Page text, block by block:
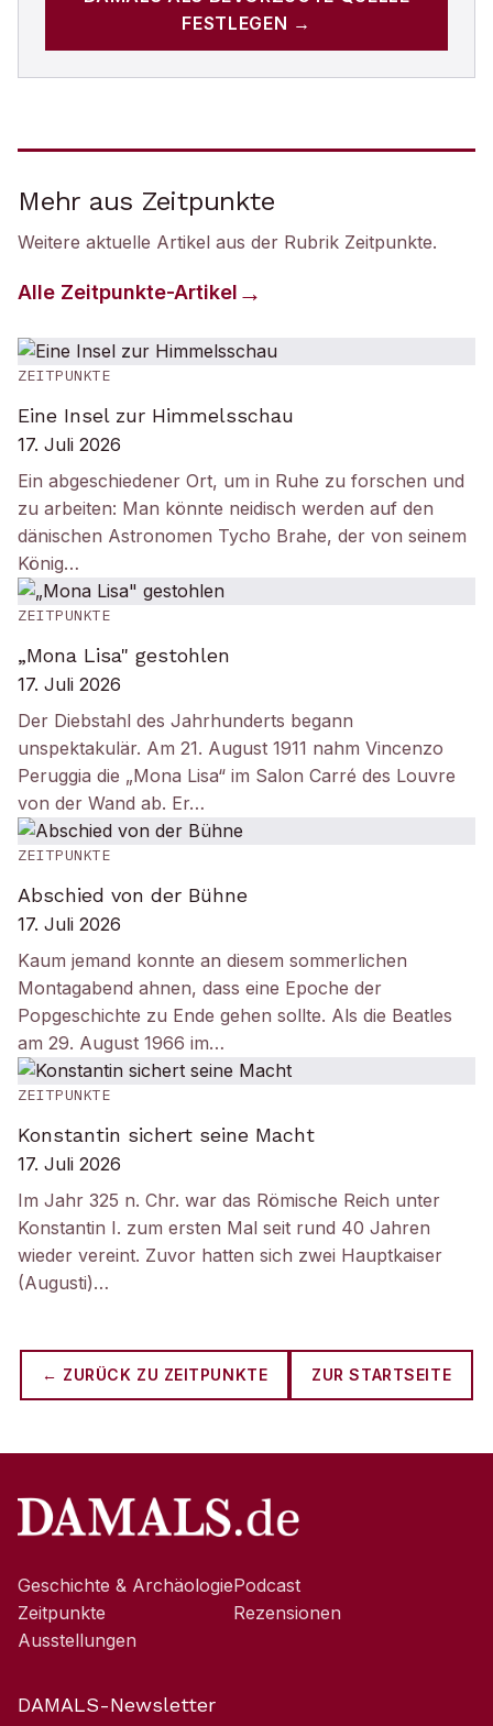
FESTLEGEN →
Mehr aus Zeitpunkte
Weitere aktuelle Artikel aus der Rubrik Zeitpunkte.
Alle Zeitpunkte-Artikel
ZEITPUNKTE
Eine Insel zur Himmelsschau
17. Juli 2026
Ein abgeschiedener Ort, um in Ruhe zu forschen und
zu arbeiten: Man könnte neidisch werden auf den
dänischen Astronomen Tycho Brahe, der von seinem
König…
ZEITPUNKTE
„Mona Lisa" gestohlen
17. Juli 2026
Der Diebstahl des Jahrhunderts begann
unspektakulär. Am 21. August 1911 nahm Vincenzo
Peruggia die „Mona Lisa“ im Salon Carré des Louvre
von der Wand ab. Er…
ZEITPUNKTE
Abschied von der Bühne
17. Juli 2026
Kaum jemand konnte an diesem sommerlichen
Montagabend ahnen, dass eine Epoche der
Popgeschichte zu Ende gehen sollte. Als die Beatles
am 29. August 1966 im…
ZEITPUNKTE
Konstantin sichert seine Macht
17. Juli 2026
Im Jahr 325 n. Chr. war das Römische Reich unter
Konstantin I. zum ersten Mal seit rund 40 Jahren
wieder vereint. Zuvor hatten sich zwei Hauptkaiser
(Augusti)…
← ZURÜCK ZU ZEITPUNKTE ZUR STARTSEITE
Geschichte & Archäologie
Zeitpunkte
Ausstellungen
Podcast
Rezensionen
DAMALS-Newsletter